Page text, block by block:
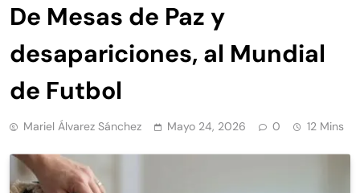
De Mesas de Paz y
desapariciones, al Mundial
de Futbol
Mariel Álvarez Sánchez Mayo 24, 2026 0 12 Mins